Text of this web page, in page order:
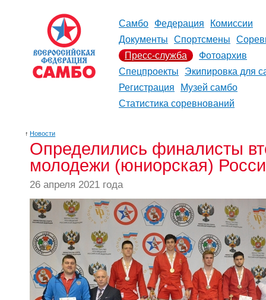
Самбо Федерация
Комиссии
Документы
Спортсмены
Пресс-служба
Фотоархив
Спецпроекты
Экипировка для
Регистрация
Музей самбо
Статистика соревнований
↑ Новости
Определились финалисты
молодежи (юниорская)
26 апреля 2021 года